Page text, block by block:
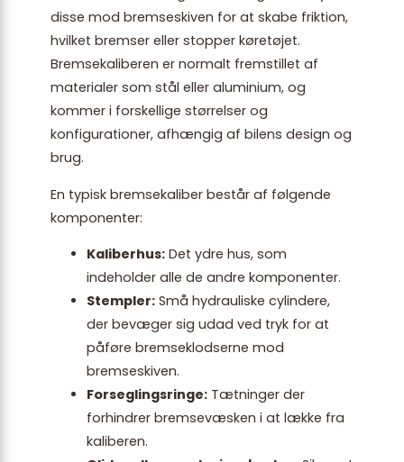
disse mod bremseskiven for at skabe friktion,
hvilket bremser eller stopper køretøjet.
Bremsekaliberen er normalt fremstillet af
materialer som stål eller aluminium, og
kommer i forskellige størrelser og
konfigurationer, afhængig af bilens design og
brug.
En typisk bremsekaliber består af følgende
komponenter:
Kaliberhus:Det ydre hus, som
indeholder alle de andre komponenter.
Stempler:Små hydrauliske cylindere,
der bevæger sig udad ved tryk for at
påføre bremseklodserne mod
bremseskiven.
Forseglingsringe:Tætninger der
forhindrer bremsevæsken i at lække fra
kaliberen.